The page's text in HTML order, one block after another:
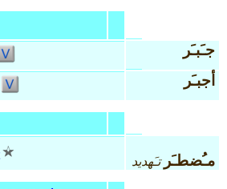
جـَبـَر
أجبـَر
مـُضطـَر تـَهديد